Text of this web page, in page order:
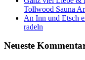
Tollwood Sauna
An Inn und Etsch
radeln
Neueste